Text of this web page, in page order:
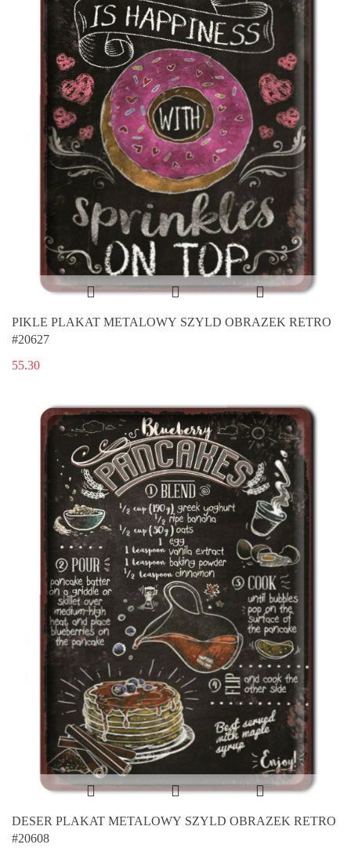
PIKLE PLAKAT METALOWY SZYLD OBRAZEK RETRO
#20627
55.30
DESER PLAKAT METALOWY SZYLD OBRAZEK RETRO
#20608